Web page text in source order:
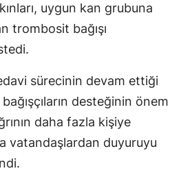
uygun kan grubuna
trombosit bağışı
sürecinin devam ettiği
desteğinin önem
daha fazla kişiye
vatandaşlardan duyuruyu